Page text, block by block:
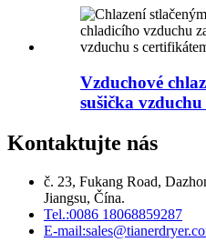
Vzduchové
sušička vzduchu
Kontaktujte nás
č. 23, Fukang Road,
Jiangsu, Čína.
Tel.:0086 18068859287
E-mail: